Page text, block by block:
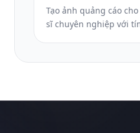
Tạo ảnh quảng cáo
sĩ chuyên nghiệp với
chí và địa điểm gửi.